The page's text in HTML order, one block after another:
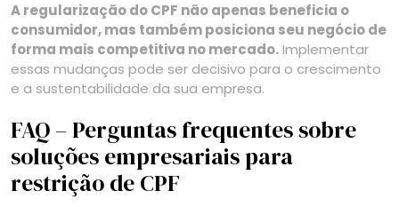
A regularização do CPF não apenas beneficia o
consumidor, mas também posiciona seu negócio de
forma mais competitiva no mercado.Implementar
essas mudanças pode ser decisivo para o crescimento
e a sustentabilidade da sua empresa.
FAQ – Perguntas frequentes sobre
soluções empresariais para
restrição de CPF